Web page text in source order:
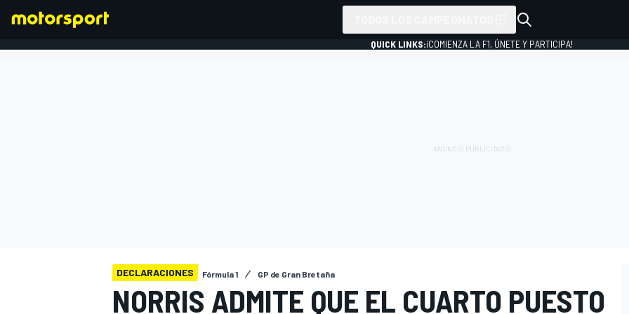
QUICK LINKS:¡COMIENZA LA F1, ÚNETE Y PARTICIPA!
DECLARACIONES Fórmula 1 GP de Gran Bretaña
NORRIS ADMITE QUE EL CUARTO PUESTO